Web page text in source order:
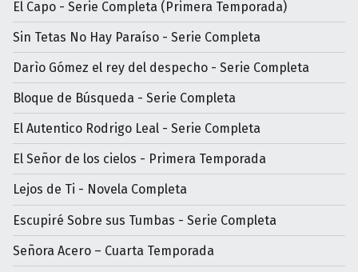
El Capo - Serie Completa (Primera Temporada)
Sin Tetas No Hay Paraíso - Serie Completa
Darìo Gómez el rey del despecho - Serie Completa
Bloque de Búsqueda - Serie Completa
El Autentico Rodrigo Leal - Serie Completa
El Señor de los cielos - Primera Temporada
Lejos de Ti - Novela Completa
Escupiré Sobre sus Tumbas - Serie Completa
Señora Acero – Cuarta Temporada